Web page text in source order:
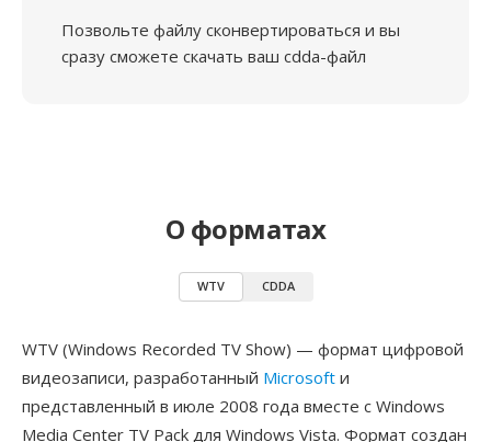
Позвольте файлу сконвертироваться и вы
сразу сможете скачать ваш cdda-файл
О форматах
WTV CDDA
WTV (Windows Recorded TV Show) — формат цифровой
видеозаписи, разработанный Microsoft и
представленный в июле 2008 года вместе с Windows
Media Center TV Pack для Windows Vista. Формат создан